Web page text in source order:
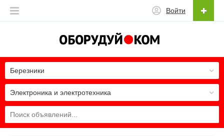
Войти
Электроника и электротехника
Березники